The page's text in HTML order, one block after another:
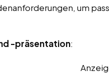
um
-präsentation: